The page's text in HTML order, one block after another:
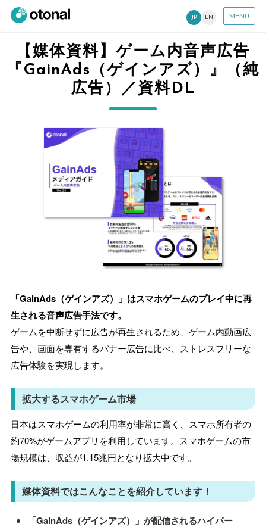
JP EN MENU
【媒体資料】ゲーム内音声広告
『GainAds（ゲインアズ）』（純
広告）／資料DL
「GainAds（ゲインアズ）」はスマホゲームのプレイ中に再
生される音声広告手法です。
ゲームを中断せずに広告が再生されるため、ゲーム内動画広
告や、画面を専有するバナー広告に比べ、ストレスフリーな
広告体験を実現します。
拡大するスマホゲーム市場
日本はスマホゲームの利用率が非常に高く、スマホ所有者の
約70%がゲームアプリを利用しています。スマホゲームの市
場規模は、収益が1.15兆円となり拡大中です。
媒体資料ではこんなことを紹介しています！
「GainAds（ゲインアズ）」が配信されるハイパー